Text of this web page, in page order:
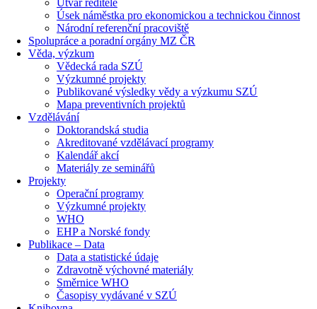
Útvar ředitele
Úsek náměstka pro ekonomickou a technickou činnost
Národní referenční pracoviště
Spolupráce a poradní orgány MZ ČR
Věda, výzkum
Vědecká rada SZÚ
Výzkumné projekty
Publikované výsledky vědy a výzkumu SZÚ
Mapa preventivních projektů
Vzdělávání
Doktorandská studia
Akreditované vzdělávací programy
Kalendář akcí
Materiály ze seminářů
Projekty
Operační programy
Výzkumné projekty
WHO
EHP a Norské fondy
Publikace – Data
Data a statistické údaje
Zdravotně výchovné materiály
Směrnice WHO
Časopisy vydávané v SZÚ